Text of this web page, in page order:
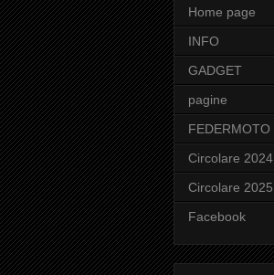
Home page
INFO
GADGET
pagine
FEDERMOTO
Circolare 2024
Circolare 2025
Facebook